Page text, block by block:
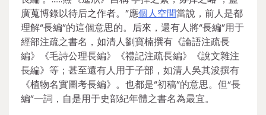
廣蒐博錄以待后之作者。”應個人空間當說，前人是都
理解“長編”的這個意思的。后來，還有人將“長編”用于
經部注疏之書名，如清人劉寶楠撰有《論語注疏長
編》《毛詩公理長編》《禮記注疏長編》《說文雜注
長編》等；甚至還有人用于子部，如清人吳其浚撰有
《植物名實圖考長編》。也都是“初稿”的意思。但“長
編”一詞，自是用于史部紀年體之書名為最宜。